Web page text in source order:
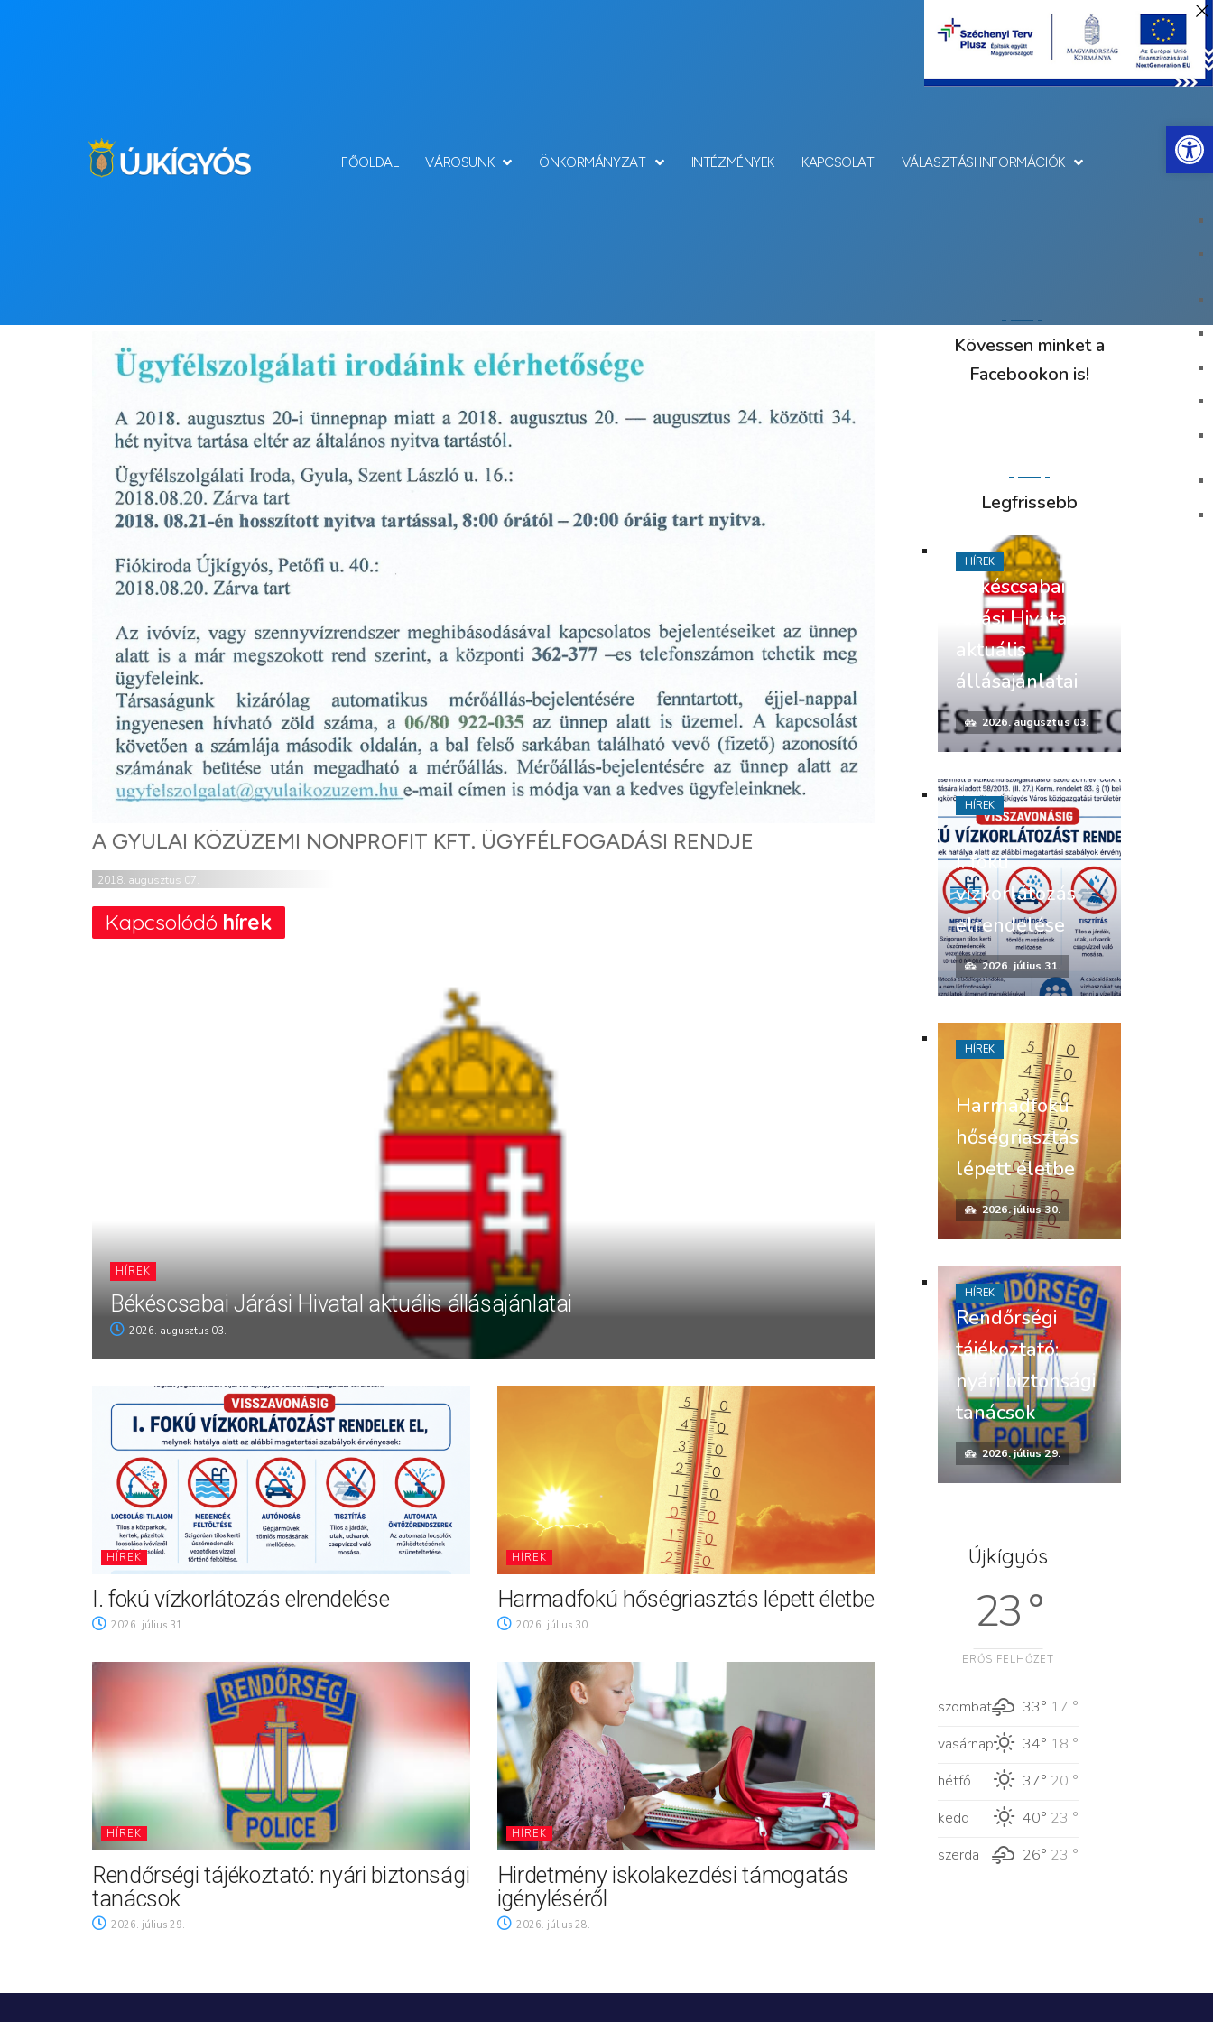
FŐOLDAL VÁROSUNK ÖNKORMÁNYZAT INTÉZMÉNYEK KAPCSOLAT VÁLASZTÁSI INFORMÁCIÓK
A GYULAI KÖZÜZEMI NONPROFIT KFT. ÜGYFÉLFOGADÁSI RENDJE
2018. augusztus 07.
Kapcsolódó hírek
HÍREK
Békéscsabai Járási Hivatal aktuális állásajánlatai
2026. augusztus 03.
HÍREK
I. fokú vízkorlátozás elrendelése
2026. július 31.
HÍREK
Harmadfokú hőségriasztás lépett életbe
2026. július 30.
HÍREK
Rendőrségi tájékoztató: nyári biztonsági
tanácsok
2026. július 29.
HÍREK
Hirdetmény iskolakezdési támogatás
igényléséről
2026. július 28.
Kövessen minket a
Facebookon is!
Legfrissebb
Békéscsabai
Járási Hivatal
aktuális
állásajánlatai
2026. augusztus 03.
HÍREK
I. fokú
vízkorlátozás
elrendelése
2026. július 31.
HÍREK
Harmadfokú
hőségriasztás
lépett életbe
2026. július 30.
HÍREK
Rendőrségi
tájékoztató:
nyári biztonsági
tanácsok
2026. július 29.
HÍREK
Újkígyós
23 °
ERŐS FELHŐZET
szombat 33° 17 °
vasárnap
34° 18 °
hétfő
37° 20 °
kedd
40° 23 °
szerda
26° 23 °